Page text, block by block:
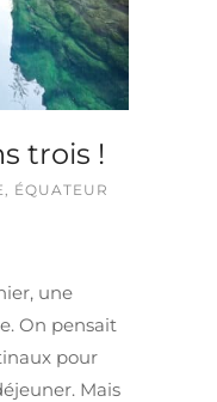
trois !
ÉQUATEUR
une
On pensait
pour
Mais